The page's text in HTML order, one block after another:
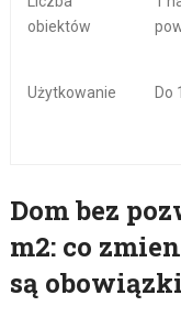
obiektów
Użytkowanie Do
Dom bez
m2: co
są obowiązki